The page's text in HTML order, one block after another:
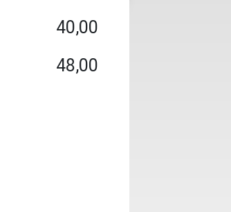
40,00
48,00